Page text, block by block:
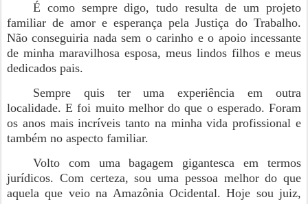
É como sempre digo, tudo resulta de um projeto
familiar de amor e esperança pela Justiça do Trabalho.
Não conseguiria nada sem o carinho e o apoio incessante
de minha maravilhosa esposa, meus lindos filhos e meus
dedicados pais.
Sempre quis ter uma experiência em outra
localidade. E foi muito melhor do que o esperado. Foram
os anos mais incríveis tanto na minha vida profissional e
também no aspecto familiar.
Volto com uma bagagem gigantesca em termos
jurídicos. Com certeza, sou uma pessoa melhor do que
aquela que veio na Amazônia Ocidental. Hoje sou juiz,